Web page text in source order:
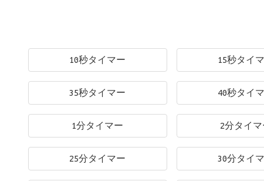
10秒タイマー 15秒タイ
35秒タイマー 40秒タイ
1分タイマー 2分タイマ
25分タイマー 30分タイ